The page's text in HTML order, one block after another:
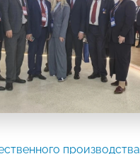
производства